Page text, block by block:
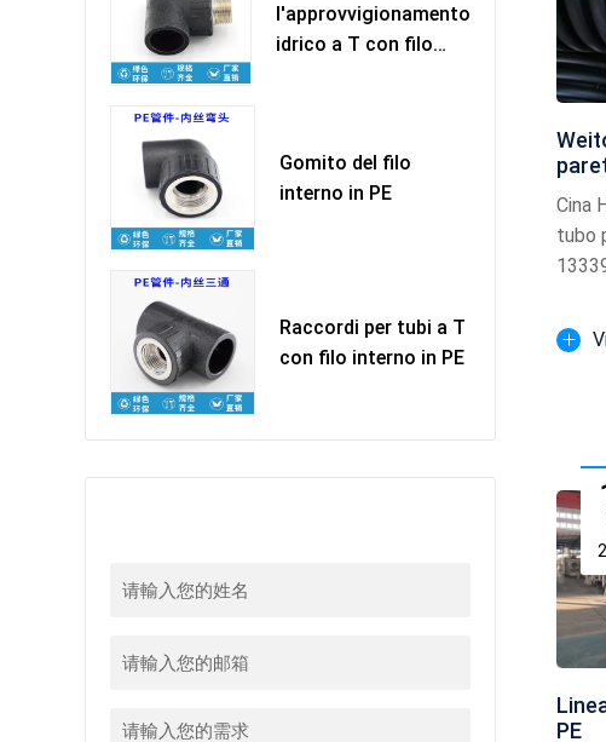
l'approvvigionamento
idrico a T con filo
Gomito del filo
interno in PE
Raccordi per tubi a T
con filo interno in PE
Cina
tubo
PE